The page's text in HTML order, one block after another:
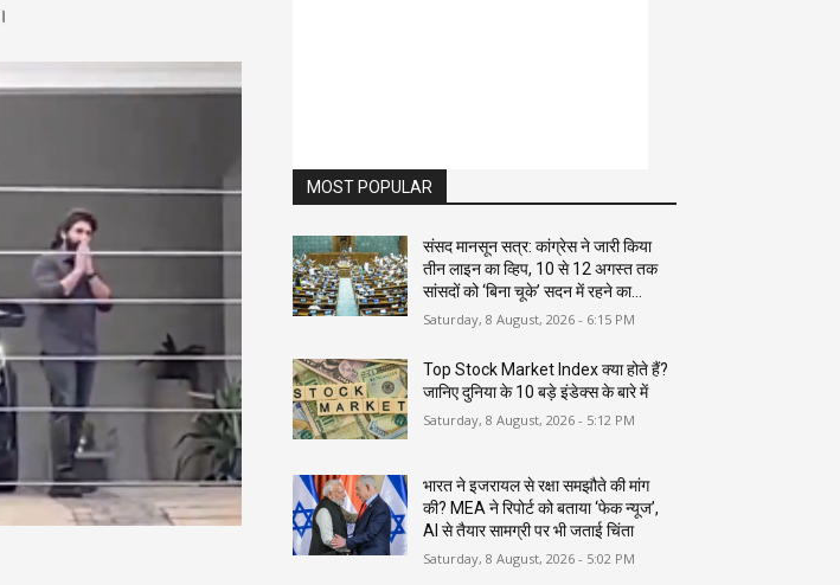
MOST POPULAR
संसद मानसून सत्र: कांग्रेस ने जारी किया
तीन लाइन का व्हिप, 10 से 12 अगस्त तक
सांसदों को ‘बिना चूके’ सदन में रहने का...
Saturday, 8 August, 2026 - 6:15 PM
Top Stock Market Index क्या होते हैं?
जानिए दुनिया के 10 बड़े इंडेक्स के बारे में
Saturday, 8 August, 2026 - 5:12 PM
भारत ने इजरायल से रक्षा समझौते की मांग
की? MEA ने रिपोर्ट को बताया ‘फेक न्यूज’,
AI से तैयार सामग्री पर भी जताई चिंता
Saturday, 8 August, 2026 - 5:02 PM